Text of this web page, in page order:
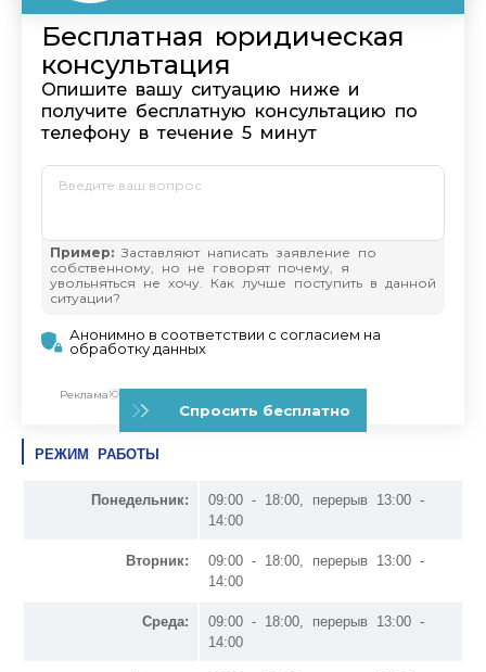
РЕЖИМ РАБОТЫ
Понедельник:
09:00 - 18:00, перерыв 13:00 -
14:00
Вторник:
09:00 - 18:00, перерыв 13:00 -
14:00
Среда:
09:00 - 18:00, перерыв 13:00 -
14:00